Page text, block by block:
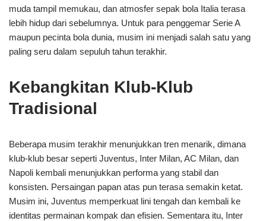
muda tampil memukau, dan atmosfer sepak bola Italia terasa
lebih hidup dari sebelumnya. Untuk para penggemar Serie A
maupun pecinta bola dunia, musim ini menjadi salah satu yang
paling seru dalam sepuluh tahun terakhir.
Kebangkitan Klub-Klub
Tradisional
Beberapa musim terakhir menunjukkan tren menarik, dimana
klub-klub besar seperti Juventus, Inter Milan, AC Milan, dan
Napoli kembali menunjukkan performa yang stabil dan
konsisten. Persaingan papan atas pun terasa semakin ketat.
Musim ini, Juventus memperkuat lini tengah dan kembali ke
identitas permainan kompak dan efisien. Sementara itu, Inter